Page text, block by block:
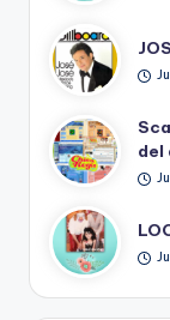
del